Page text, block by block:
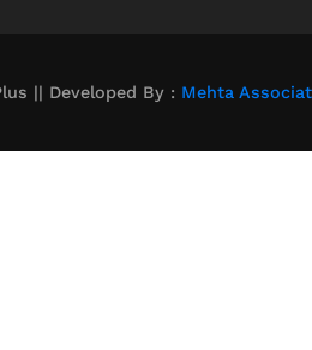
|| Developed By : Mehta